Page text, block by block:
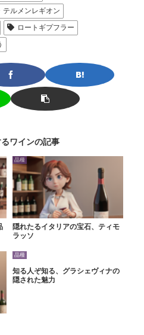
テルメンレギオン
ロートギプフラー
るワインの記事
品種
隠れたるイタリアの宝石、ティモ
ラッソ
品種
知る人ぞ知る、グラシェヴィナの
隠された魅力